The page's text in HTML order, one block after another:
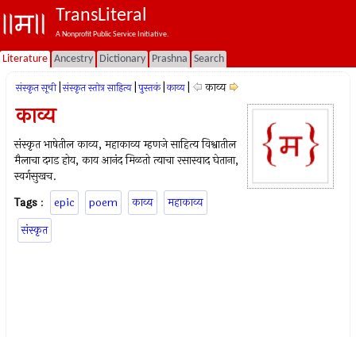
TransLiteral
A Nonprofit Public Service Initiative.
Literature Ancestry Dictionary Prashna Search
संस्कृत सूची संस्कृत स्तोत्र साहित्य पुस्तकं काव्य काव्य
काव्य
संस्कृत भाषेतील काव्य, महाकाव्य म्हणजे साहित्य विश्वातील
मैलाचा दगड होय, काय आनंद मिळतो त्याचा रसास्वाद घेताना,
स्वर्गसुखच.
Tags : epic poem काव्य
महाकाव्य
संस्कृत